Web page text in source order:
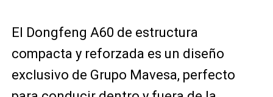
El Dongfeng A60 de estructura
compacta y reforzada es un diseño
exclusivo de Grupo Mavesa, perfecto